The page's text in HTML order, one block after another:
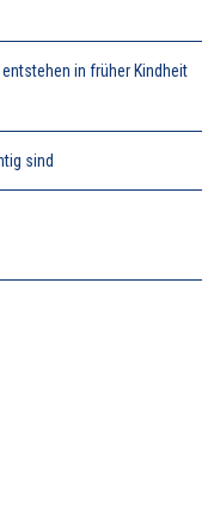
in früher Kindheit
sind